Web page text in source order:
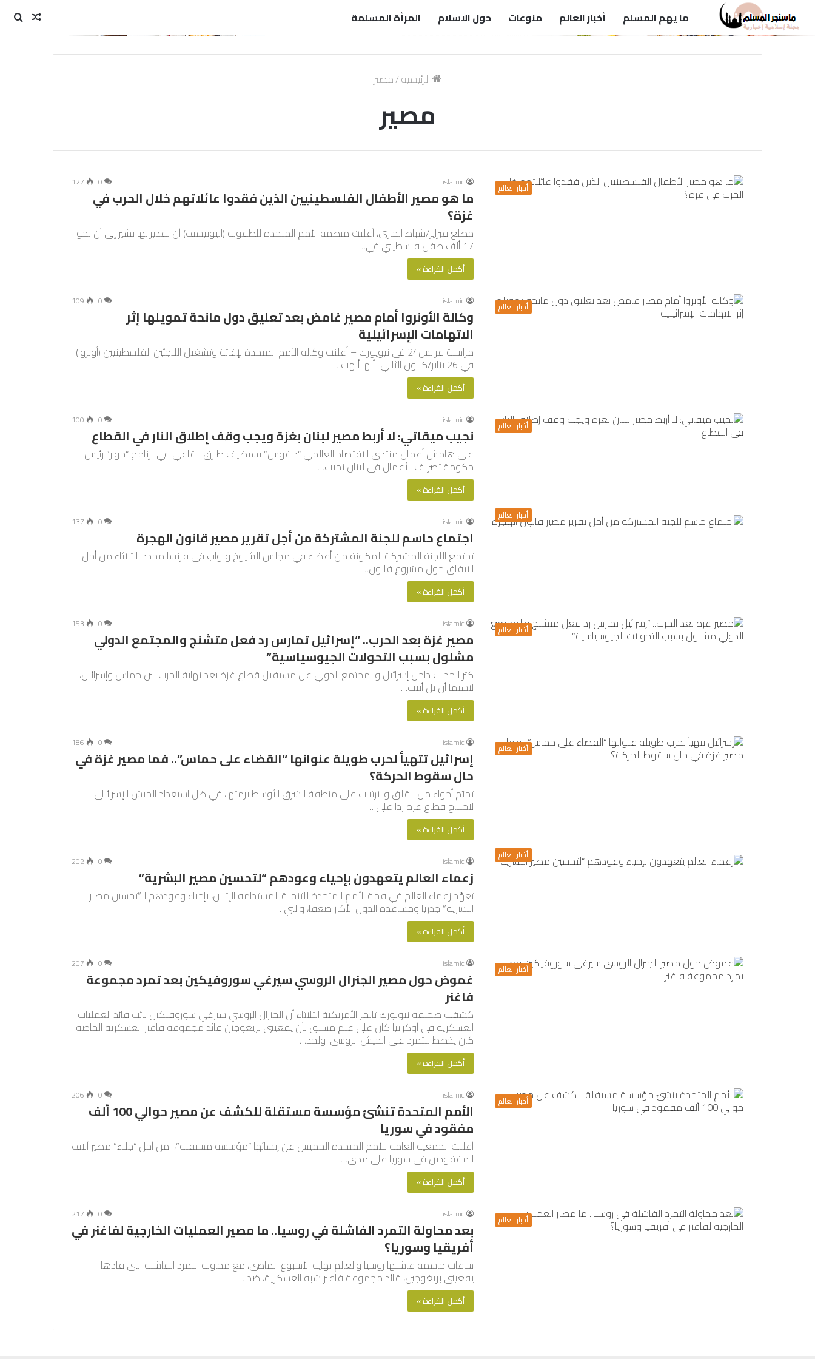
ما يهم المسلم أخبار العالم منوعات حول الاسلام المرأة المسلمة
مقال
الرئيسية/مصير
مصير
أخبار العالم islamic
0
127
ما هو مصير الأطفال الفلسطينيين الذين فقدوا عائلاتهم خلال الحرب في
غزة؟
مطلع فبراير/شباط الجاري، أعلنت منظمة الأمم المتحدة للطفولة (اليونيسف) أن تقديراتها تشير إلى أن نحو
17 ألف طفل فلسطيني في…
أكمل القراءة »
أخبار العالم islamic
0
109
وكالة الأونروا أمام مصير غامض بعد تعليق دول مانحة تمويلها إثر
الاتهامات الإسرائيلية
مراسلة فرانس24 في نيويورك – أعلنت وكالة الأمم المتحدة لإغاثة وتشغيل اللاجئين الفلسطينيين (أونروا)
في 26 يناير/كانون الثاني بأنها أنهت…
أكمل القراءة »
أخبار العالم islamic
0
100
نجيب ميقاتي: لا أربط مصير لبنان بغزة ويجب وقف إطلاق النار في القطاع
على هامش أعمال منتدى الاقتصاد العالمي “دافوس” يستضيف طارق القاعي في برنامج “حوار” رئيس
حكومة تصريف الأعمال في لبنان نجيب…
أكمل القراءة »
أخبار العالم islamic
0
137
اجتماع حاسم للجنة المشتركة من أجل تقرير مصير قانون الهجرة
تجتمع اللجنة المشتركة المكونة من أعضاء في مجلس الشيوخ ونواب في فرنسا مجددا الثلاثاء من أجل
الاتفاق حول مشروع قانون…
أكمل القراءة »
أخبار العالم islamic
0
153
مصير غزة بعد الحرب.. “إسرائيل تمارس رد فعل متشنج والمجتمع الدولي
مشلول بسبب التحولات الجيوسياسية”
كثر الحديث داخل إسرائيل والمجتمع الدولي عن مستقبل قطاع غزة بعد نهاية الحرب بين حماس وإسرائيل،
لاسيما أن تل أبيب…
أكمل القراءة »
أخبار العالم islamic
0
186
إسرائيل تتهيأ لحرب طويلة عنوانها “القضاء على حماس”.. فما مصير غزة في
حال سقوط الحركة؟
تخيّم أجواء من القلق والارتياب على منطقة الشرق الأوسط برمتها، في ظل استعداد الجيش الإسرائيلي
لاجتياح قطاع غزة ردا على…
أكمل القراءة »
أخبار العالم islamic
0
202
زعماء العالم يتعهدون بإحياء وعودهم “لتحسين مصير البشرية”
تعهّد زعماء العالم في قمة الأمم المتحدة للتنمية المستدامة الإثنين، بإحياء وعودهم لـ”تحسين مصير
البشرية” جذريا ومساعدة الدول الأكثر ضعفا، والتي…
أكمل القراءة »
أخبار العالم islamic
0
207
غموض حول مصير الجنرال الروسي سيرغي سوروفيكين بعد تمرد مجموعة
فاغنر
كشفت صحيفة نيويورك تايمز الأمريكية الثلاثاء أن الجنرال الروسي سيرغي سوروفيكين نائب قائد العمليات
العسكرية في أوكرانيا كان على علم مسبق بأن يفغيني بريغوجين قائد مجموعة فاغنر العسكرية الخاصة
كان يخطط للتمرد على الجيش الروسي. ولحد…
أكمل القراءة »
أخبار العالم islamic
0
206
الأمم المتحدة تنشئ مؤسسة مستقلة للكشف عن مصير حوالي 100 ألف
مفقود في سوريا
أعلنت الجمعية العامة للأمم المتحدة الخميس عن إنشائها “مؤسسة مستقلة”، من أجل “جلاء” مصير آلاف
المفقودين في سوريا على مدى…
أكمل القراءة »
أخبار العالم islamic
0
217
بعد محاولة التمرد الفاشلة في روسيا.. ما مصير العمليات الخارجية لفاغنر في
أفريقيا وسوريا؟
ساعات حاسمة عاشتها روسيا والعالم نهاية الأسبوع الماضي، مع محاولة التمرد الفاشلة التي قادها
يفغيني بريغوجين، قائد مجموعة فاغنر شبه العسكرية، ضد…
أكمل القراءة »